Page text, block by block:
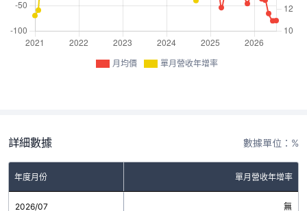
月均價 單月營收年增率
詳細數據 數據單位：%
年度月份 單月營收年增率
2026/07 無